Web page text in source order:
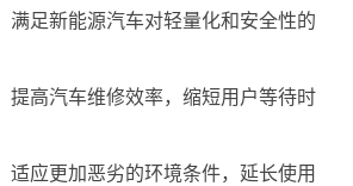
满足新能源汽车对轻量化和安全性的
提高汽车维修效率，缩短用户等待时
适应更加恶劣的环境条件，延长使用